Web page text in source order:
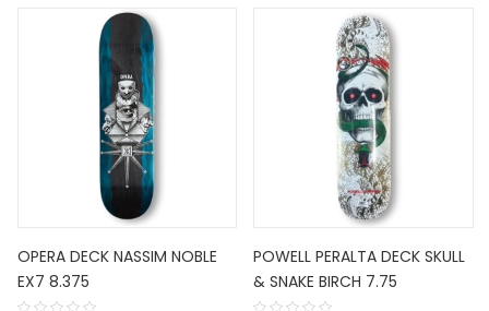
OPERA DECK NASSIM NOBLE
EX7 8.375
POWELL PERALTA DECK SKULL
& SNAKE BIRCH 7.75